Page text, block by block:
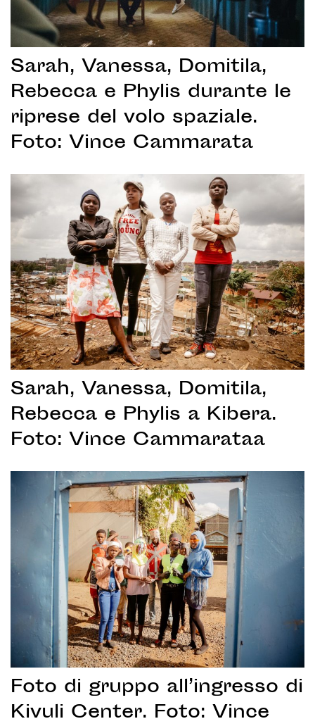
Sarah, Vanessa, Domitila,
Rebecca e Phylis durante le
riprese del volo spaziale.
Foto: Vince Cammarata
Sarah, Vanessa, Domitila,
Rebecca e Phylis a Kibera.
Foto: Vince Cammarataa
Foto di gruppo all’ingresso di
Kivuli Center. Foto: Vince